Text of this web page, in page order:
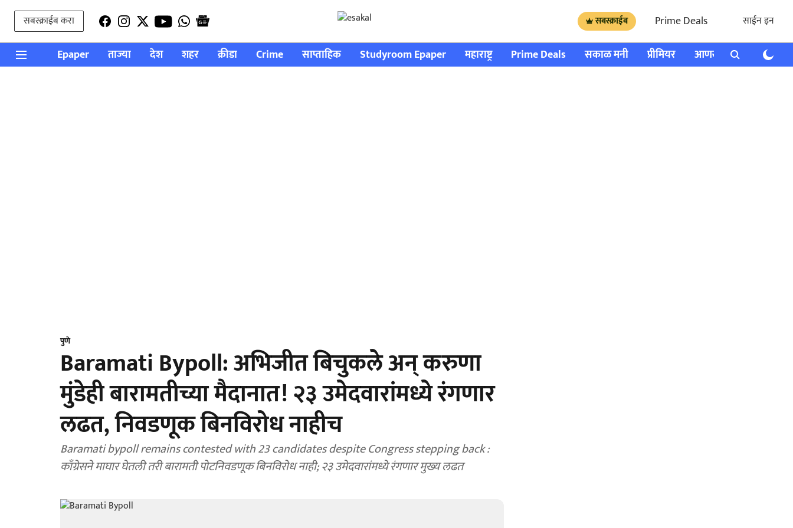
सबस्क्राईब करा सबस्क्राईब Prime Deals साईन इन
Epaper ताज्या देश शहर क्रीडा Crime साप्ताहिक Studyroom Epaper महाराष्ट्र Prime Deals सकाळ मनी प्रीमियर आणखी राशी भविष्य
पुणे
Baramati Bypoll: अभिजीत बिचुकले अन् करुणा
मुंडेही बारामतीच्या मैदानात! २३ उमेदवारांमध्ये रंगणार
लढत, निवडणूक बिनविरोध नाहीच
Baramati bypoll remains contested with 23 candidates despite Congress stepping back :
काँग्रेसने माघार घेतली तरी बारामती पोटनिवडणूक बिनविरोध नाही; २३ उमेदवारांमध्ये रंगणार मुख्य लढत